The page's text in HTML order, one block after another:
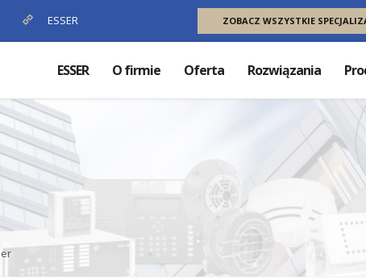
ESSER ZOBACZ WSZYSTKIE
ESSER O firmie Oferta Rozwiązania